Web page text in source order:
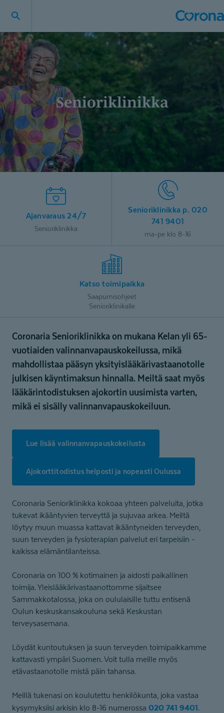
Senioriklinikka
Ajanvaraus 24/7
Senioriklinikka
Senioriklinikka p. 020
741 9401
ma-pe klo 8-16
Katso toimipaikka
Saapumisohjeet
Senioriklinikalle
Coronaria Senioriklinikka on mukana Kelan yli 65-
vuotiaiden valinnanvapauskokeilussa, mikä
mahdollistaa pääsyn yksityislääkärivastaanotolle
julkisen käyntimaksun hinnalla. Meiltä saat myös
lääkärintodistuksen ajokortin uusimista varten,
mikä ei sisälly valinnanvapauskokeiluun.
Lue lisää valinnanvapauskokeilusta
Ajokorttitodistus helposti ja nopeasti Oulussa
Coronaria Senioriklinikka kokoaa yhteen palveluita, jotka
tukevat ikääntyvien terveyttä ja sujuvaa arkea. Meiltä
löytyy muun muassa kattavat ikääntyneiden terveyden,
suun terveyden ja fysioterapian palvelut eri tarpeisiin -
kaikissa elämäntilanteissa.
Coronaria on 100 % kotimainen ja aidosti paikallinen
toimija. Yleislääkärivastaanottomme sijaitsee
Sammakkotalossa, joka on oululaisille tuttu entisenä
Oulun keskuskansakouluna sekä Keskustan
terveysasemana.
Löydät kuntoutuksen ja suun terveyden toimipaikkamme
kattavasti ympäri Suomen. Voit tulla meille myös
etävastaanotolle mistä päin tahansa.
Meillä tukenasi on koulutettu henkilökunta, joka vastaa
kysymyksiisi arkisin klo 8-16 numerossa 020 741 9401.